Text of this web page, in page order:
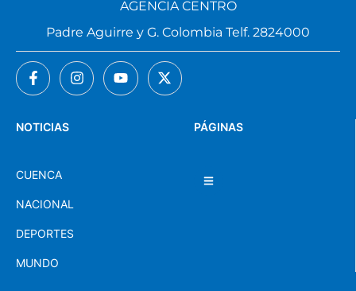
PÁGINAS
NOTICIAS
CUENCA
NACIONAL
DEPORTES
MUNDO
AGENCIA CENTRO
Padre Aguirre y G. Colombia Telf. 2824000